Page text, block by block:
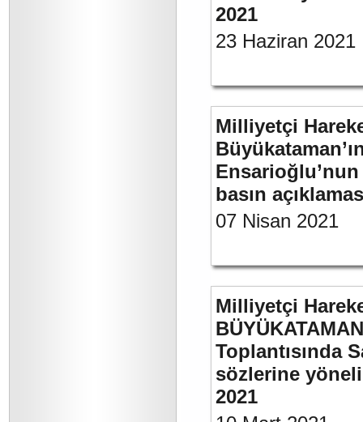
2021
23 Haziran 2021
Milliyetçi
Ensarioğlu’nun
basın
07 Nisan 2021
Milliyetçi
Toplantısında
sözlerine
2021